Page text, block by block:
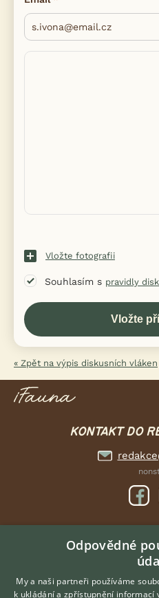
Vložte fotografii
Souhlasím s pravidly
« Zpět na výpis diskusních vláken
KONTAKT DO
Odpovědné
My a naši partneři používáme
k ukládání a zpřístupnění informací